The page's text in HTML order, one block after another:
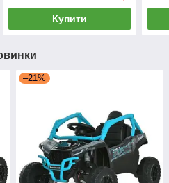
6311EBLR-6(24V) Жовтий
Купити
–21%